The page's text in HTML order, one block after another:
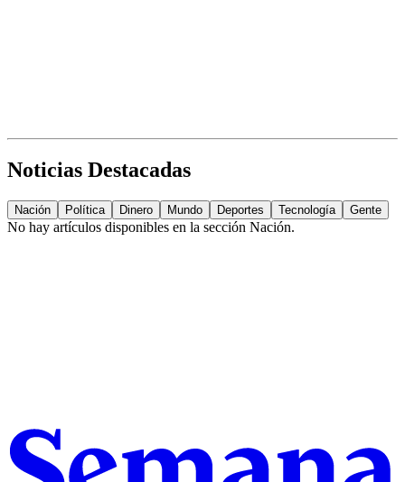
Noticias Destacadas
Nación Política Dinero Mundo Deportes Tecnología Gente
No hay artículos disponibles en la sección Nación.